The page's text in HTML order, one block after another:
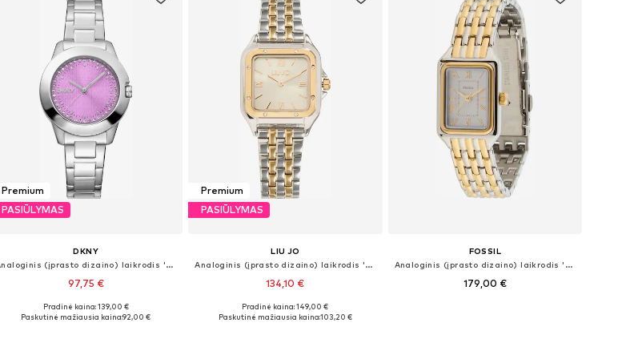
Premium
PASIŪLYMAS
DKNY
Analoginis (įprasto dizaino) laikrodis 'Park Ave'
97,75 €
Galimi dydžiai: One Size
Pradinė kaina: 139,00 €
Paskutinė mažiausia kaina:92,00 €
Premium
PASIŪLYMAS
LIU JO
Analoginis (įprasto dizaino) laikrodis 'Shimler'
134,10 €
Galimi dydžiai: One Size
Pradinė kaina: 149,00 €
Paskutinė mažiausia kaina:103,20 €
FOSSIL
Analoginis (įprasto dizaino) laikrodis 'RAQUEL'
179,00 €